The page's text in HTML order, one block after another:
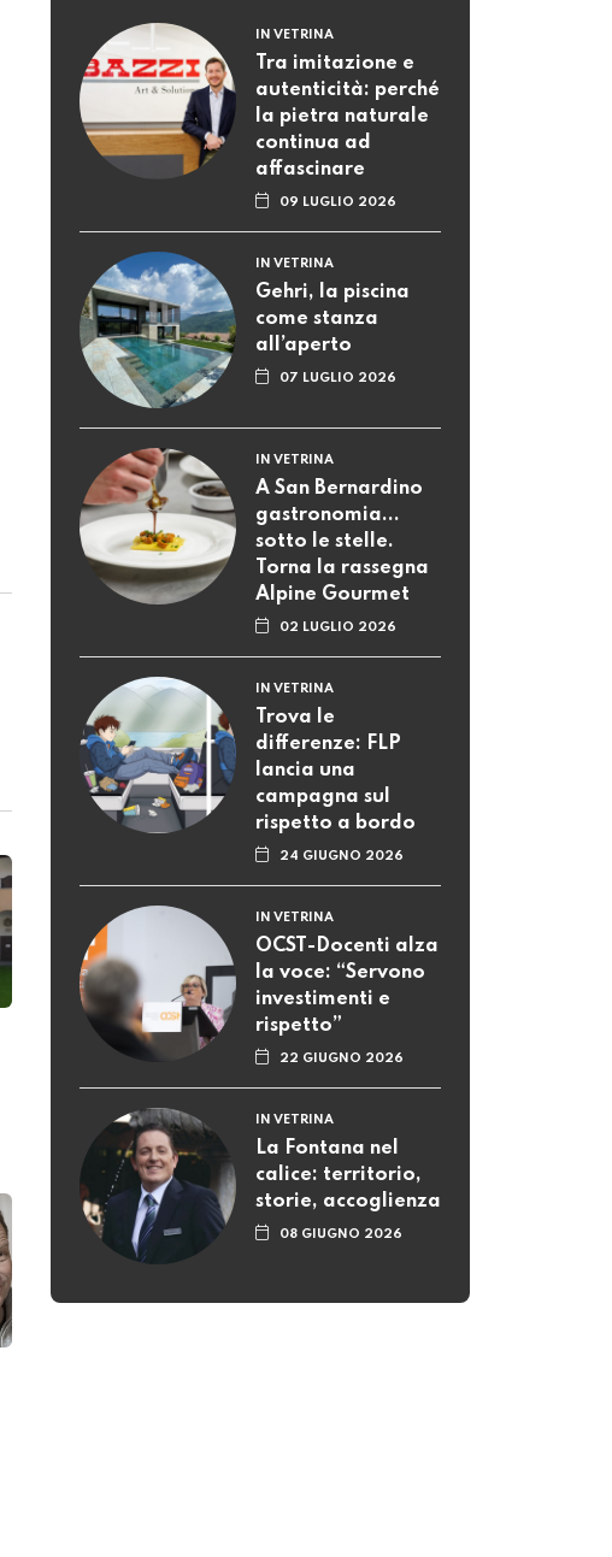
IN VETRINA
Tra imitazione e
autenticità: perché
la pietra naturale
continua ad
affascinare
09 LUGLIO 2026
IN VETRINA
Gehri, la piscina
come stanza
all’aperto
07 LUGLIO 2026
IN VETRINA
A San Bernardino
gastronomia...
sotto le stelle.
Torna la rassegna
Alpine Gourmet
02 LUGLIO 2026
IN VETRINA
Trova le
differenze: FLP
lancia una
campagna sul
rispetto a bordo
24 GIUGNO 2026
IN VETRINA
OCST-Docenti alza
la voce: “Servono
investimenti e
rispetto”
22 GIUGNO 2026
IN VETRINA
La Fontana nel
calice: territorio,
storie, accoglienza
08 GIUGNO 2026